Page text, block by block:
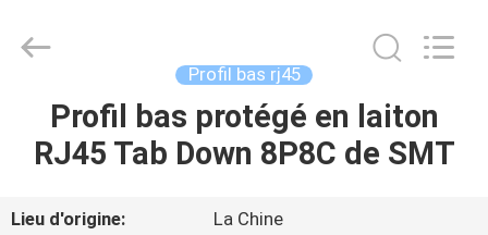
MAISON
Ltd..
Profil bas rj45
Profil bas protégé en laiton
RJ45 Tab Down 8P8C de SMT
Lieu d'origine:
La Chine